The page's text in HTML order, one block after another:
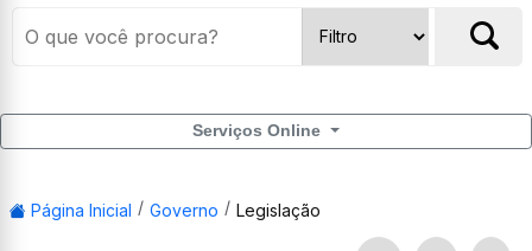
Serviços Online
Página Inicial Governo Legislação